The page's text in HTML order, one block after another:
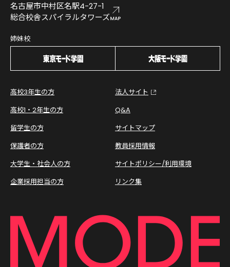
名古屋市中村区名駅4-27-1
総合校舎スパイラルタワーズ
姉妹校
高校3年生の方
高校1・2年生の方
留学生の方
保護者の方
大学生・社会人の方
企業採用担当の方
法人サイト
Q&A
サイトマップ
教員採用情報
サイトポリシー/利用環境
リンク集